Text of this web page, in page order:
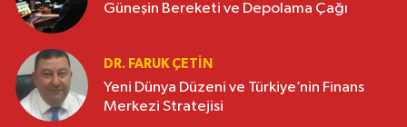
Güneşin Bereketi ve Depolama Çağı
DR. FARUK ÇETİN
Yeni Dünya Düzeni ve Türkiye’nin Finans
Merkezi Stratejisi